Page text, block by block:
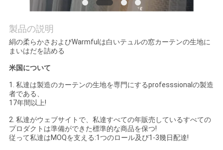
連
絡
し
な
さ
い
製品の説明
絹の柔らかさおよびWarmfulは白いテュルの窓カーテンの生地に
まいはだを詰める
米国について
1. 私達は製造のカーテンの生地を専門にするprofesssionalの製造
者である、
17年間以上!
2. 私達がウェブサイトで、私達すべての年販売しているすべての
プロダクトは準備ができた標準的な商品を保つ!
従って私達はMOQを支える:1つのロール及び1-3幾日配達!